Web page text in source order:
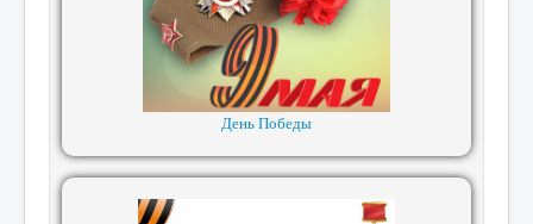
День Победы